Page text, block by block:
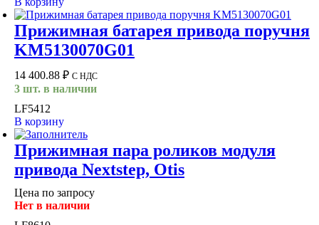
Прижимная батарея привода поручня
KM5130070G01
14 400.88 ₽ С НДС
3 шт. в наличии
LF5412
В корзину
Прижимная пара роликов модуля
привода Nextstep, Otis
Цена по запросу
Нет в наличии